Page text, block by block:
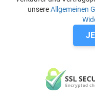
unsereAllgemeinen